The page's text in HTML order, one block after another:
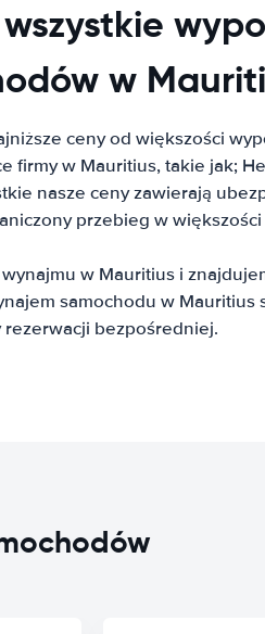
w
ceny od większości
firmy w Mauritius, takie jak;
nasze ceny zawierają
przebieg w
w Mauritius i
samochodu w Mauritius
rezerwacji bezpośredniej.